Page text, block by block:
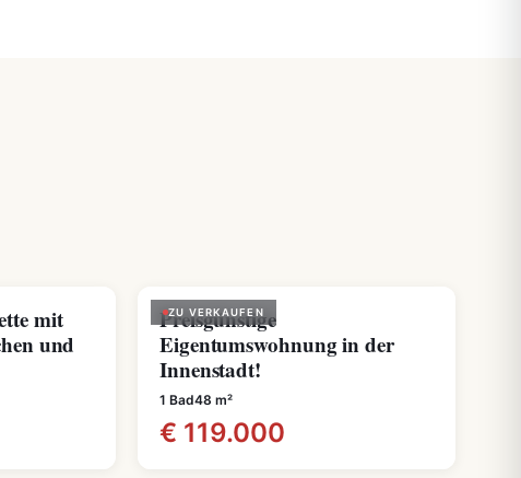
mit
und
ZU VERKAUFEN
Preisgünstige
Eigentumswohnung in der
Innenstadt!
1 Bad48 m²
€ 119.000